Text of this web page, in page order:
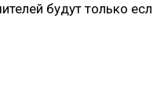
будут только